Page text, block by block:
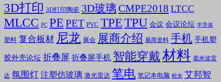
3D打印 3D打印陶瓷 3D玻璃 CMPE2018 LTCC
MLCC PC PE PET PVC TPETPU 会议 会议论坛 半导体
塑料 复合板材 尼龙 展会 展商介绍 展商资料 手机 手机塑
胶外壳论坛 折叠屏 折叠屏手机 智能穿戴材料 毫米波雷
达 氛围灯 注塑仿玻璃 激光雷达 笔电 笔记本电脑 粉末 艾邦智